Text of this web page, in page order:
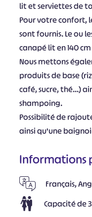
lit et serviettes de
Pour votre confort,
sont fournis. Le ou
canapé lit en 140
Nous mettons
produits de base
café, sucre, thé...)
shampoing.
Possibilité de
ainsi qu'une
Informations
Français,
Capacité de